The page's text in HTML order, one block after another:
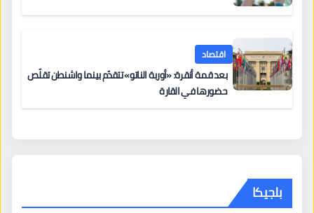
اقتصاد
بعد قمة أنقرة: «أوربة الناتو» تتقدّم بينما واشنطن تقلّص
حضورها في القارة
بلجيكا